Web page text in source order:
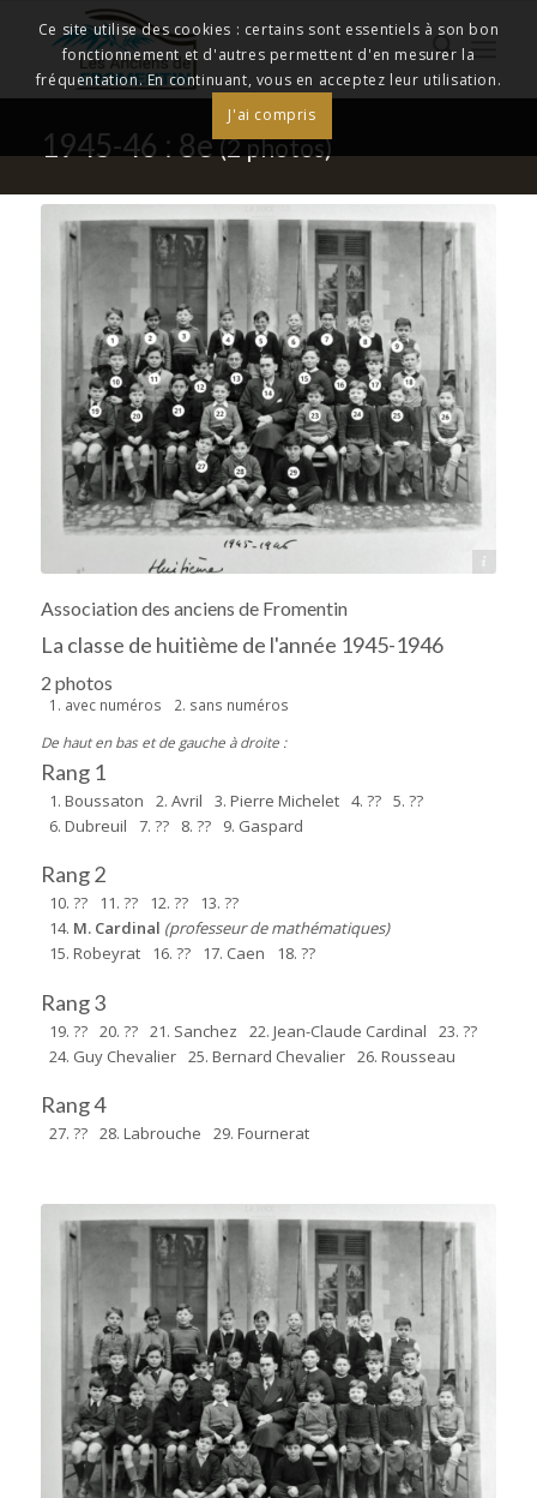
1945-46 : 8e(2 photos)
Association des anciens de Fromentin
La classe de huitième de l'année 1945-1946
2 photos
1. avec numéros
2. sans numéros
De haut en bas et de gauche à droite :
Rang 1
1. Boussaton 2. Avril 3. Pierre Michelet 4. ?? 5. ??
6. Dubreuil
7. ?? 8. ?? 9. Gaspard
Rang 2
10. ?? 11. ?? 12. ??
13. ??
14. M. Cardinal (professeur de mathématiques)
15. Robeyrat
16. ?? 17. Caen 18. ??
Rang 3
19. ?? 20. ?? 21. Sanchez 22. Jean-Claude Cardinal
23. ??
24. Guy Chevalier 25. Bernard Chevalier 26. Rousseau
Rang 4
27. ?? 28. Labrouche 29. Fournerat
Ce site utilise des cookies : certains sont essentiels à son bon
fonctionnement et d'autres permettent d'en mesurer la
fréquentation. En continuant, vous en acceptez leur utilisation.
J'ai compris